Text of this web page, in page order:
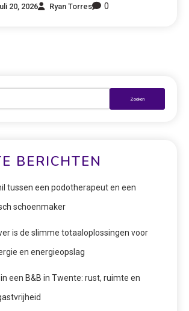
20, 2026 Ryan Torres 0
BERICHTEN
tussen een podotherapeut en een
schoenmaker
is de slimme totaaloplossingen voor
en energieopslag
een B&B in Twente: rust, ruimte en